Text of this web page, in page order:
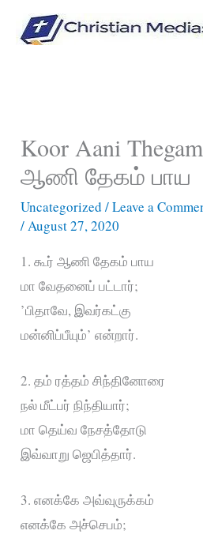
Koor Aani
ஆணி தேகம் பாய
Uncategorized /Leave a
/ August 27, 2020
1. கூர் ஆணி தேகம் பாய
மா வேதனைப் பட்டார்;
’பிதாவே, இவர்கட்கு
மன்னிப்பீயும்’ என்றார்.
2. தம் ரத்தம் சிந்தினோரை
நல் மீட்பர் நிந்தியார்;
மா தெய்வ நேசத்தோடு
இவ்வாறு ஜெபித்தார்.
3. எனக்கே அவ்வுருக்கம்
எனக்கே அச்செபம்;